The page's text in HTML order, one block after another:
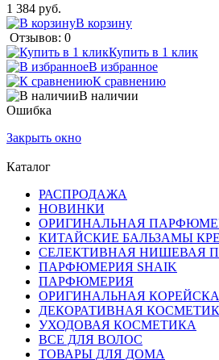
1 384 руб.
В корзину
Отзывов: 0
Купить в 1 клик
В избранное
К сравнению
В наличии
Ошибка
Закрыть окно
Каталог
РАСПРОДАЖА
НОВИНКИ
ОРИГИНАЛЬНАЯ
КИТАЙСКИЕ БАЛЬЗАМЫ
СЕЛЕКТИВНАЯ НИШЕВАЯ
ПАРФЮМЕРИЯ SHAIK
ПАРФЮМЕРИЯ
ОРИГИНАЛЬНАЯ
ДЕКОРАТИВНАЯ
УХОДОВАЯ КОСМЕТИКА
ВСЕ ДЛЯ ВОЛОС
ТОВАРЫ ДЛЯ ДОМА